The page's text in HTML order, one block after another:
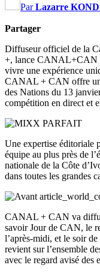
ParLazarre
Partager
Diffuseur officiel de la
+, lance CANAL+CAN
vivre une expérience
CANAL + CAN offre
des Nations du 13
compétition en direct et
Une expertise éditoriale
équipe au plus près de
nationale de la Côte
dans toutes les grandes
CANAL + CAN va
savoir Jour de CAN, le
l’après-midi, et le soir
revient sur l’ensemble
avec le regard avisé des